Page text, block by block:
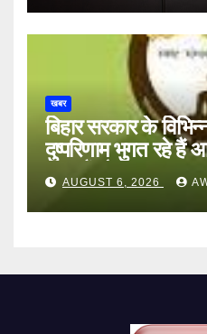
खबर
बिहार सरकार के
दुष्परिणाम भुगत रहे हैं
अन्य हैं मौन
AUGUST 6, 2026